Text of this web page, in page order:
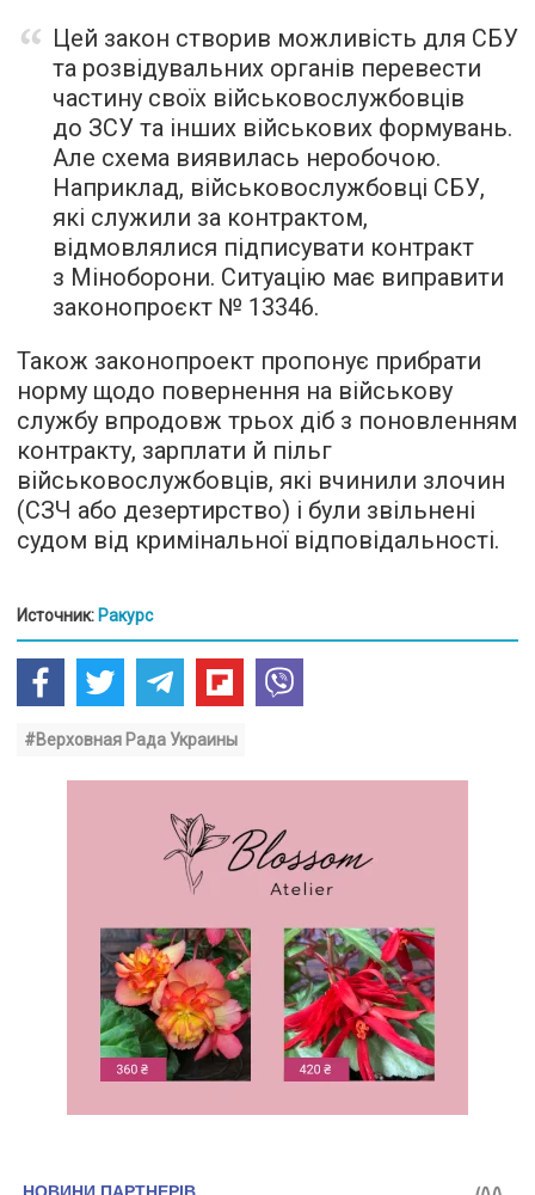
Цей закон створив можливість для СБУ
та розвідувальних органів перевести
частину своїх військовослужбовців
до ЗСУ та інших військових формувань.
Але схема виявилась неробочою.
Наприклад, військовослужбовці СБУ,
які служили за контрактом,
відмовлялися підписувати контракт
з Міноборони. Ситуацію має виправити
законопроєкт № 13346.
Також законопроект пропонує прибрати
норму щодо повернення на військову
службу впродовж трьох діб з поновленням
контракту, зарплати й пільг
військовослужбовців, які вчинили злочин
(СЗЧ або дезертирство) і були звільнені
судом від кримінальної відповідальності.
Источник: Ракурс
#Верховная Рада Украины